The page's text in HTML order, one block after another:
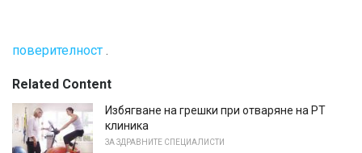
поверителност .
Related Content
Избягване на грешки при отваряне на PT
клиника
ЗА ЗДРАВНИТЕ СПЕЦИАЛИСТИ